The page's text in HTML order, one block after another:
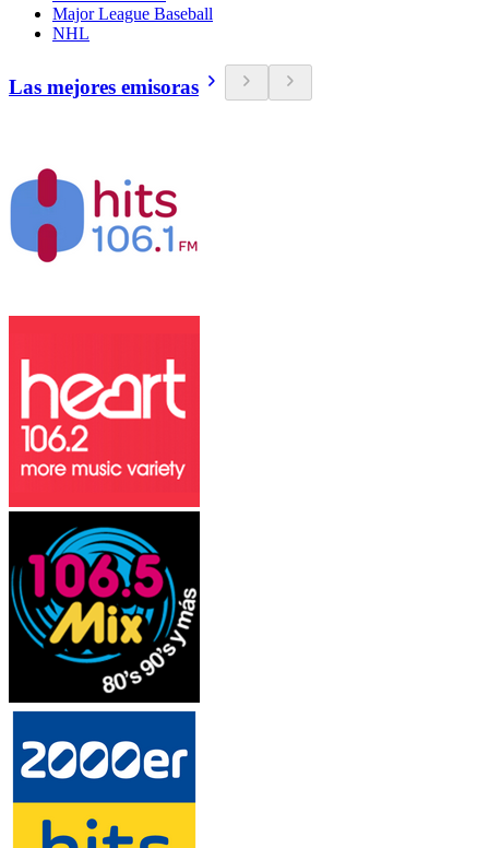
Major League Baseball
NHL
Las mejores emisoras